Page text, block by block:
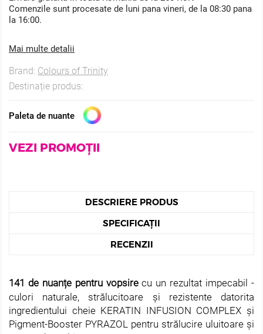
Comenzile sunt procesate de luni pana vineri, de la 08:30 pana
la 16:00.
Mai multe detalii
Brand: Colours of Trinity
Destinație produs:
Paleta de nuante
VEZI PROMOȚII
DESCRIERE PRODUS
SPECIFICAȚII
RECENZII
141 de nuanțe pentru vopsirecu un rezultat impecabil -
culori naturale, strălucitoare și rezistente datorita
ingredientului cheie KERATIN INFUSION COMPLEX și
Pigment-Booster PYRAZOL pentru strălucire uluitoare și